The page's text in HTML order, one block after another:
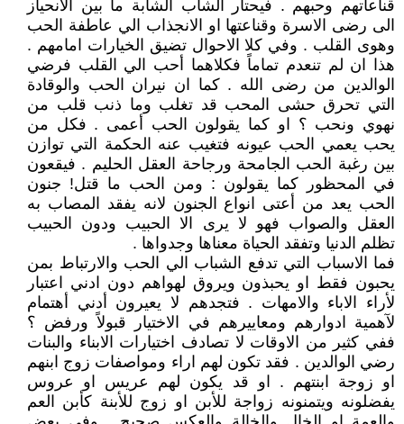
قناعاتهم وحبهم . فيحتار الشاب الشابة ما بين الانحياز
الى رضى الاسرة وقناعتها او الانجذاب الي عاطفة الحب
وهوى القلب . وفي كلا الاحوال تضيق الخيارات امامهم .
هذا ان لم تنعدم تماماً فكلاهما أحب الي القلب فرضي
الوالدين من رضى الله . كما ان نيران الحب والوقادة
التي تحرق حشى المحب قد تغلب وما ذنب قلب من
نهوي ونحب ؟ او كما يقولون الحب أعمى . فكل من
يحب يعمي الحب عيونه فتغيب عنه الحكمة التي توازن
بين رغبة الحب الجامحة ورجاحة العقل الحليم . فيقعون
في المحظور كما يقولون : ومن الحب ما قتل! جنون
الحب يعد من أعتى انواع الجنون لانه يفقد المصاب به
العقل والصواب فهو لا يرى الا الحبيب ودون الحبيب
تظلم الدنيا وتفقد الحياة معناها وجدواها .
فما الاسباب التي تدفع الشباب الي الحب والارتباط بمن
يحبون فقط او يحبذون ويروق لهواهم دون ادني اعتبار
لأراء الاباء والامهات . فتجدهم لا يعيرون أدني أهتمام
لآهمية ادوارهم ومعاييرهم في الاختيار قبولاً ورفض ؟
ففي كثير من الاوقات لا تصادف اختيارات الابناء والبنات
رضي الوالدين . فقد تكون لهم اراء ومواصفات زوج ابنهم
او زوجة ابنتهم . او قد يكون لهم عريس او عروس
يفضلونه ويتمنونه زواجة للأبن او زوج للأبنة كأبن العم